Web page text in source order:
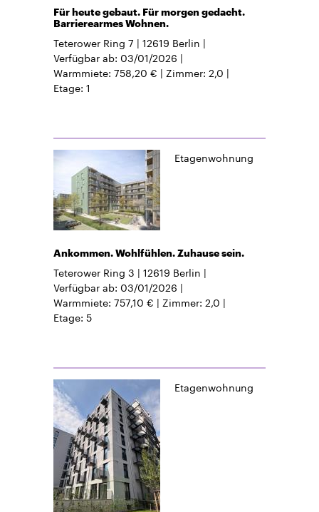
Für heute gebaut. Für morgen gedacht.
Barrierearmes Wohnen.
Teterower Ring 7 12619 Berlin
Verfügbar ab 03/01/2026
Warmmiete 758,20 € Zimmer 2,0
Etage 1
Etagenwohnung
Ankommen. Wohlfühlen. Zuhause sein.
Teterower Ring 3 12619 Berlin
Verfügbar ab 03/01/2026
Warmmiete 757,10 € Zimmer 2,0
Etage 5
Etagenwohnung